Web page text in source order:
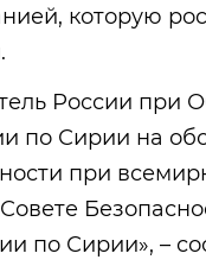
которую
России при
по Сирии на
при
по Сирии», –